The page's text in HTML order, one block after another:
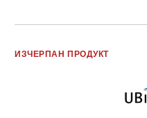
ИЗЧЕРПАН ПРОДУКТ